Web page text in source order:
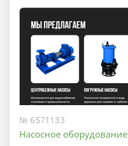
№ 6571133
Насосное оборудование